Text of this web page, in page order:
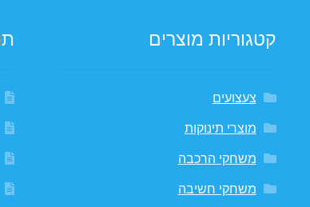
קטגוריות מוצרים
צעצועים
מוצרי תינוקות
משחקי הרכבה
משחקי חשיבה